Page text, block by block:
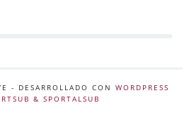
- DESARROLLADO CON WORDPRESS
& SPORTALSUB